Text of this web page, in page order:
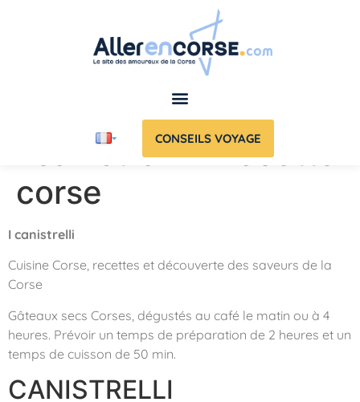
CONSEILS VOYAGE
I canistrelli – Recette
corse
I canistrelli
Cuisine Corse, recettes et découverte des saveurs de la
Corse
Gâteaux secs Corses, dégustés au café le matin ou à 4
heures. Prévoir un temps de préparation de 2 heures et un
temps de cuisson de 50 min.
CANISTRELLI